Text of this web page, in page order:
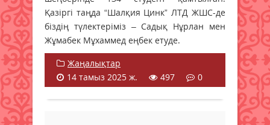
Қазіргі таңда “Шалқия Цинк” ЛТД ЖШС-де
біздің түлектеріміз – Садық Нұрлан мен
Жұмабек Мұхаммед еңбек етуде.
Жаңалықтар
14 тамыз 2025 ж.
497 0